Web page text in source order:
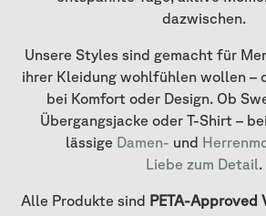
dazwischen.
Unsere Styles sind gemacht für
ihrer Kleidung wohlfühlen wollen –
bei Komfort oder Design. Ob
Übergangsjacke oder T-Shirt –
lässige Damen- und
Liebe zum Detail.
Alle Produkte sind PETA-Approved